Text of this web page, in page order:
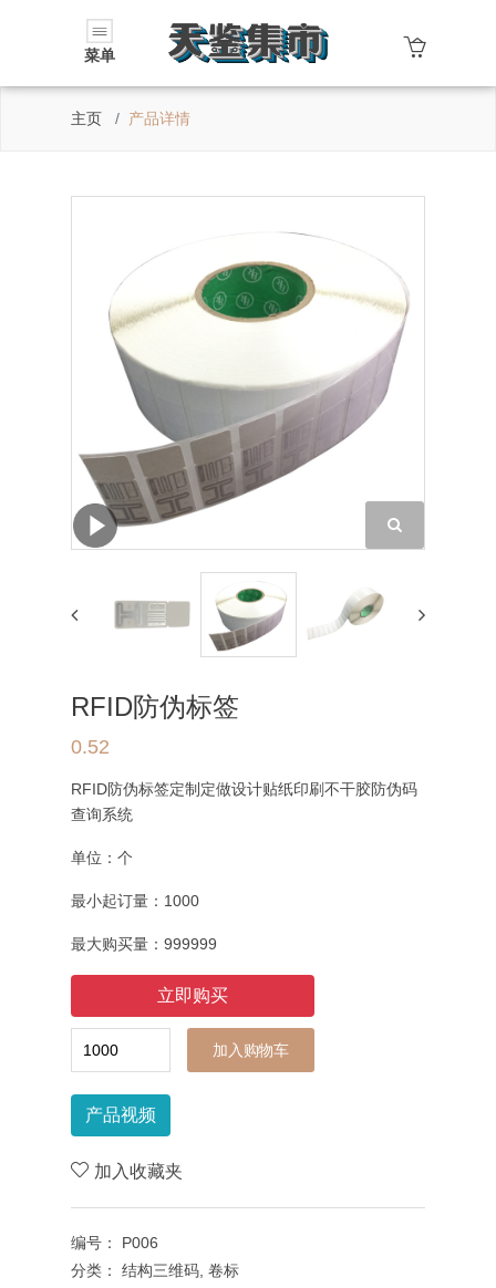
菜单
主页 产品详情
RFID防伪标签
0.52
RFID防伪标签定制定做设计贴纸印刷不干胶防伪码
查询系统
单位： 个
最小起订量： 1000
最大购买量： 999999
加入购物车
产品视频
加入收藏夹
编号： P006
分类： 结构三维码, 卷标